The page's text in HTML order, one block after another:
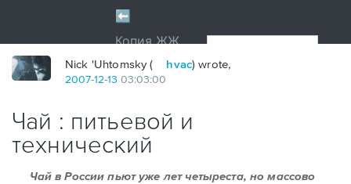
Nick 'Uhtomsky ( hvac) wrote,
2007-12-13 03:03:00
Чай : питьевой и
технический
Чай в России пьют уже лет четыреста, но массово